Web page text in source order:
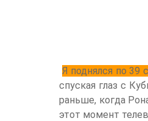
Я поднялся по 39
спуская глаз с
раньше, когда
этот момент